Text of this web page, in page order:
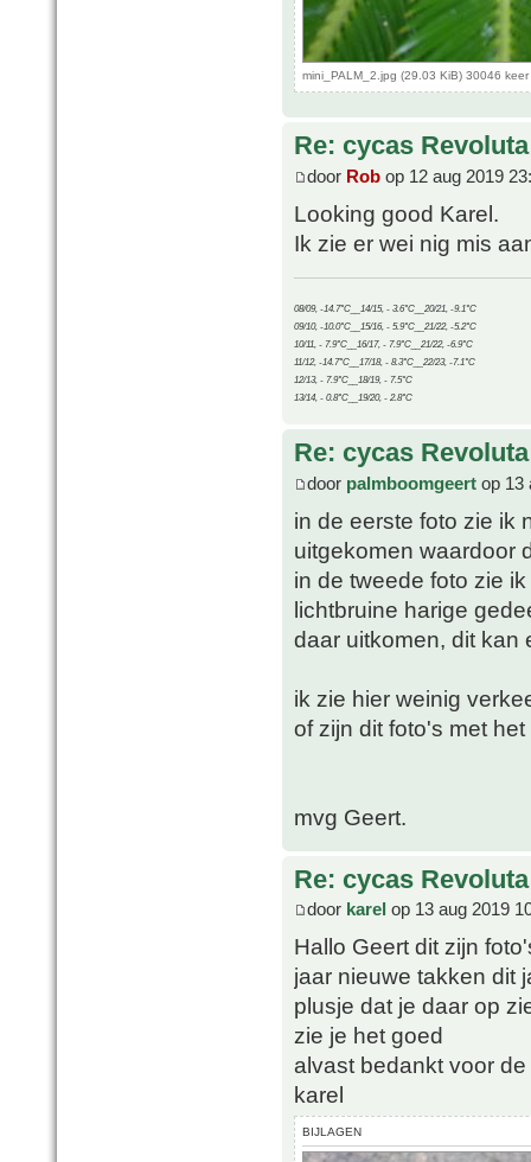
mini_PALM_2.jpg (29.03 KiB) 30046
Re: cycas Revoluta
door Rob op 12 aug 2019
Looking good Karel.
Ik zie er wei nig mis
08/09, -14.7°C__14/15, - 3.6°C__20/21, -9.1°C
09/10, -10.0°C__15/16, - 5.9°C__21/22, -5.2°C
10/11, - 7.9°C__16/17, - 7.9°C__21/22, -6.9°C
11/12, -14.7°C__17/18, - 8.3°C__22/23, -7.1°C
12/13, - 7.9°C__18/19, - 7.5°C
13/14, - 0.8°C__19/20, - 2.8°C
Re: cycas Revoluta
door palmboomgeert op 13
in de eerste foto zie ik
uitgekomen waardoor
in de tweede foto zie
lichtbruine harige
daar uitkomen, dit kan
ik zie hier weinig
of zijn dit foto's met
mvg Geert.
Re: cycas Revoluta
door karel op 13 aug 2019
Hallo Geert dit zijn
jaar nieuwe takken dit
plusje dat je daar op
zie je het goed
alvast bedankt voor
karel
BIJLAGEN